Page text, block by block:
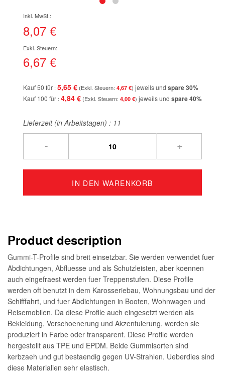
der
Bildgalerie
8,07 €
6,67 €
Kauf 50 für 5,65 € 4,67 € jeweils und spare30%
Kauf 100 für 4,84 € 4,00 € jeweils und spare40%
Lieferzeit (in Arbeitstagen) : 11
- +
IN DEN WARENKORB
Product description
Gummi-T-Profile sind breit einsetzbar. Sie werden verwendet fuer
Abdichtungen, Abfluesse und als Schutzleisten, aber koennen
auch eingefraest werden fuer Treppenstufen. Diese Profile
werden oft benutzt in dem Karosseriebau, Wohnungsbau und der
Schifffahrt, und fuer Abdichtungen in Booten, Wohnwagen und
Reisemobilen. Da diese Profile auch eingesetzt werden als
Bekleidung, Verschoenerung und Akzentuierung, werden sie
produziert in Farbe oder transparent. Diese Profile werden
hergestellt aus TPE und EPDM. Beide Gummisorten sind
kerbzaeh und gut bestaendig gegen UV-Strahlen. Ueberdies sind
diese Materialien sehr elastisch.